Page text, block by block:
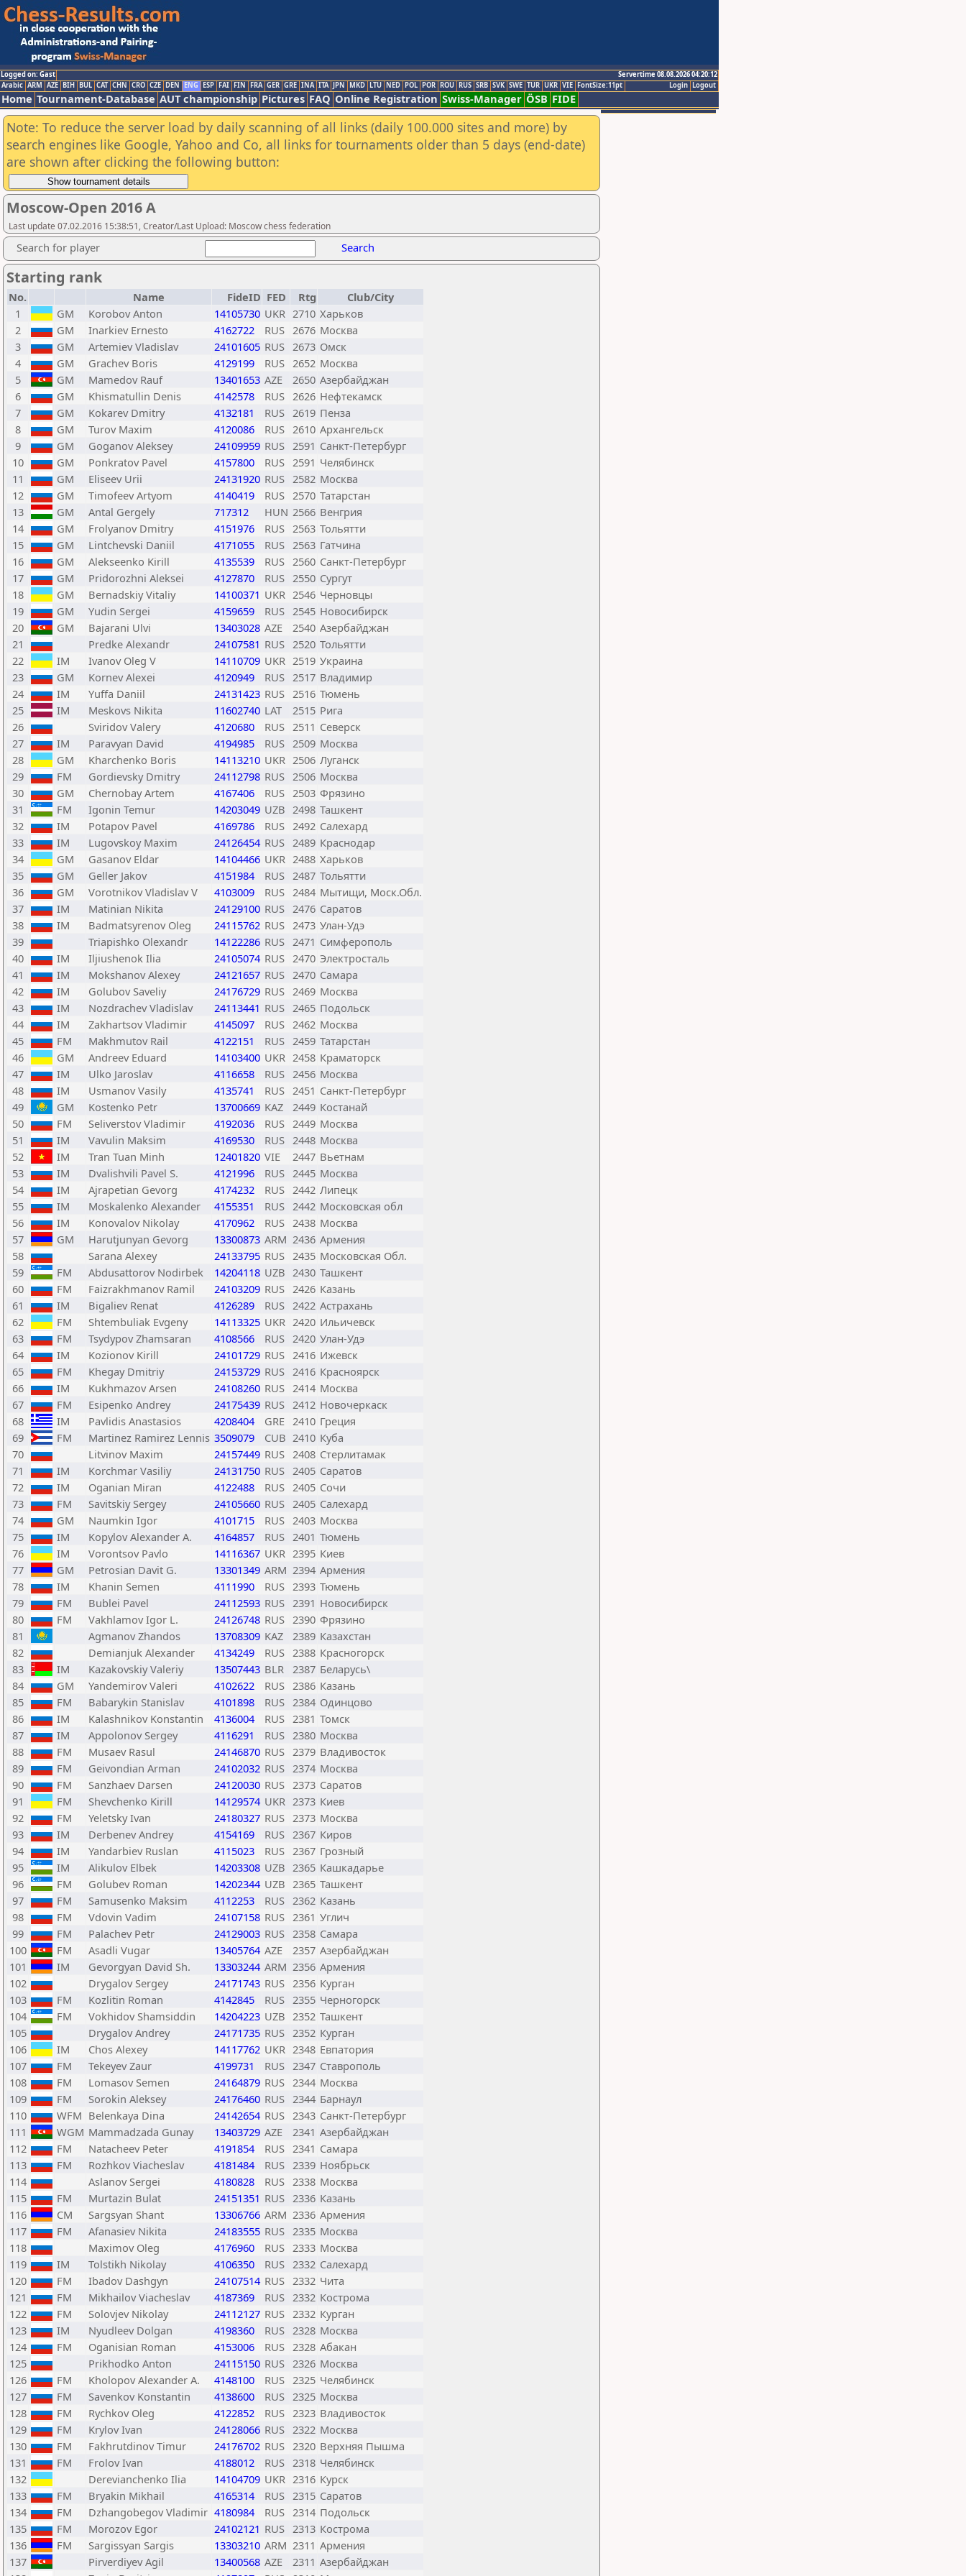
Logged on: Gast
Servertime 08.08.2026 04:20:12
Logout
Login
Arabic ARM AZE BIH BUL CAT CHN CRO CZE DEN ENG ESP FAI FIN FRA GER GRE INA ITA JPN MKD LTU NED POL POR ROU RUS SRB SVK SWE TUR UKR VIE FontSize:11pt
Home Tournament-Database AUT championship Pictures FAQ Online Registration Swiss-Manager ÖSB FIDE
Note: To reduce the server load by daily scanning of all links (daily 100.000 sites and more) by
search engines like Google, Yahoo and Co, all links for tournaments older than 5 days (end-date)
are shown after clicking the following button:
Moscow-Open 2016 A
Last update 07.02.2016 15:38:51, Creator/Last Upload: Moscow chess federation
Search for player Search
Starting rank
No. Name FideID FED Rtg
Club/City
1
GM Korobov Anton 14105730 UKR 2710 Харьков
2
GM Inarkiev Ernesto 4162722 RUS 2676 Москва
3
GM Artemiev Vladislav 24101605 RUS 2673 Омск
4
GM Grachev Boris 4129199 RUS 2652 Москва
5
GM Mamedov Rauf 13401653 AZE 2650 Азербайджан
6
GM Khismatullin Denis 4142578 RUS 2626 Нефтекамск
7
GM Kokarev Dmitry 4132181 RUS 2619 Пенза
8
GM Turov Maxim 4120086 RUS 2610 Архангельск
9
GM Goganov Aleksey 24109959 RUS 2591 Санкт-Петербург
10
GM Ponkratov Pavel 4157800 RUS 2591 Челябинск
11
GM Eliseev Urii 24131920 RUS 2582 Москва
12
GM Timofeev Artyom 4140419 RUS 2570 Татарстан
13
GM Antal Gergely 717312 HUN 2566 Венгрия
14
GM Frolyanov Dmitry 4151976 RUS 2563 Тольятти
15
GM Lintchevski Daniil 4171055 RUS 2563 Гатчина
16
GM Alekseenko Kirill 4135539 RUS 2560 Санкт-Петербург
17
GM Pridorozhni Aleksei 4127870 RUS 2550 Сургут
18
GM Bernadskiy Vitaliy 14100371 UKR 2546 Черновцы
19
GM Yudin Sergei 4159659 RUS 2545 Новосибирск
20
GM Bajarani Ulvi 13403028 AZE 2540 Азербайджан
21
Predke Alexandr 24107581 RUS 2520 Тольятти
22
IM Ivanov Oleg V 14110709 UKR 2519 Украина
23
GM Kornev Alexei 4120949 RUS 2517 Владимир
24
IM Yuffa Daniil 24131423 RUS 2516 Тюмень
25
IM Meskovs Nikita 11602740 LAT 2515 Рига
26
Sviridov Valery 4120680 RUS 2511 Северск
27
IM Paravyan David 4194985 RUS 2509 Москва
28
GM Kharchenko Boris 14113210 UKR 2506 Луганск
29
FM Gordievsky Dmitry 24112798 RUS 2506 Москва
30
GM Chernobay Artem 4167406 RUS 2503 Фрязино
31
FM Igonin Temur 14203049 UZB 2498 Ташкент
32
IM Potapov Pavel 4169786 RUS 2492 Салехард
33
IM Lugovskoy Maxim 24126454 RUS 2489 Краснодар
34
GM Gasanov Eldar 14104466 UKR 2488 Харьков
35
GM Geller Jakov 4151984 RUS 2487 Тольятти
36
GM Vorotnikov Vladislav V 4103009 RUS 2484 Мытищи, Моск.Обл.
37
IM Matinian Nikita 24129100 RUS 2476 Саратов
38
IM Badmatsyrenov Oleg 24115762 RUS 2473 Улан-Удэ
39
Triapishko Olexandr 14122286 RUS 2471 Симферополь
40
IM Iljiushenok Ilia 24105074 RUS 2470 Электросталь
41
IM Mokshanov Alexey 24121657 RUS 2470 Самара
42
IM Golubov Saveliy 24176729 RUS 2469 Москва
43
IM Nozdrachev Vladislav 24113441 RUS 2465 Подольск
44
IM Zakhartsov Vladimir 4145097 RUS 2462 Москва
45
FM Makhmutov Rail 4122151 RUS 2459 Татарстан
46
GM Andreev Eduard 14103400 UKR 2458 Краматорск
47
IM Ulko Jaroslav 4116658 RUS 2456 Москва
48
IM Usmanov Vasily 4135741 RUS 2451 Санкт-Петербург
49
GM Kostenko Petr 13700669 KAZ 2449 Костанай
50
FM Seliverstov Vladimir 4192036 RUS 2449 Москва
51
IM Vavulin Maksim 4169530 RUS 2448 Москва
52
IM Tran Tuan Minh 12401820 VIE 2447 Вьетнам
53
IM Dvalishvili Pavel S. 4121996 RUS 2445 Москва
54
IM Ajrapetian Gevorg 4174232 RUS 2442 Липецк
55
IM Moskalenko Alexander 4155351 RUS 2442 Московская обл
56
IM Konovalov Nikolay 4170962 RUS 2438 Москва
57
GM Harutjunyan Gevorg 13300873 ARM 2436 Армения
58
Sarana Alexey 24133795 RUS 2435 Московская Обл.
59
FM Abdusattorov Nodirbek 14204118 UZB 2430 Ташкент
60
FM Faizrakhmanov Ramil 24103209 RUS 2426 Казань
61
IM Bigaliev Renat 4126289 RUS 2422 Астрахань
62
FM Shtembuliak Evgeny 14113325 UKR 2420 Ильичевск
63
FM Tsydypov Zhamsaran 4108566 RUS 2420 Улан-Удэ
64
IM Kozionov Kirill 24101729 RUS 2416 Ижевск
65
FM Khegay Dmitriy 24153729 RUS 2416 Красноярск
66
IM Kukhmazov Arsen 24108260 RUS 2414 Москва
67
FM Esipenko Andrey 24175439 RUS 2412 Новочеркаск
68
IM Pavlidis Anastasios 4208404 GRE 2410 Греция
69
FM Martinez Ramirez Lennis 3509079 CUB 2410 Куба
70
Litvinov Maxim 24157449 RUS 2408 Стерлитамак
71
IM Korchmar Vasiliy 24131750 RUS 2405 Саратов
72
IM Oganian Miran 4122488 RUS 2405 Сочи
73
FM Savitskiy Sergey 24105660 RUS 2405 Салехард
74
GM Naumkin Igor 4101715 RUS 2403 Москва
75
IM Kopylov Alexander A. 4164857 RUS 2401 Тюмень
76
IM Vorontsov Pavlo 14116367 UKR 2395 Киев
77
GM Petrosian Davit G. 13301349 ARM 2394 Армения
78
IM Khanin Semen 4111990 RUS 2393 Тюмень
79
FM Bublei Pavel 24112593 RUS 2391 Новосибирск
80
FM Vakhlamov Igor L. 24126748 RUS 2390 Фрязино
81
Agmanov Zhandos 13708309 KAZ 2389 Казахстан
82
Demianjuk Alexander 4134249 RUS 2388 Красногорск
83
IM Kazakovskiy Valeriy 13507443 BLR 2387 Беларусь\
84
GM Yandemirov Valeri 4102622 RUS 2386 Казань
85
FM Babarykin Stanislav 4101898 RUS 2384 Одинцово
86
IM Kalashnikov Konstantin 4136004 RUS 2381 Томск
87
IM Appolonov Sergey 4116291 RUS 2380 Москва
88
FM Musaev Rasul 24146870 RUS 2379 Владивосток
89
FM Geivondian Arman 24102032 RUS 2374 Москва
90
FM Sanzhaev Darsen 24120030 RUS 2373 Саратов
91
FM Shevchenko Kirill 14129574 UKR 2373 Киев
92
FM Yeletsky Ivan 24180327 RUS 2373 Москва
93
IM Derbenev Andrey 4154169 RUS 2367 Киров
94
IM Yandarbiev Ruslan 4115023 RUS 2367 Грозный
95
IM Alikulov Elbek 14203308 UZB 2365 Кашкадарье
96
FM Golubev Roman 14202344 UZB 2365 Ташкент
97
FM Samusenko Maksim 4112253 RUS 2362 Казань
98
FM Vdovin Vadim 24107158 RUS 2361 Углич
99
FM Palachev Petr 24129003 RUS 2358 Самара
100
FM Asadli Vugar 13405764 AZE 2357 Азербайджан
101
IM Gevorgyan David Sh. 13303244 ARM 2356 Армения
102
Drygalov Sergey 24171743 RUS 2356 Курган
103
FM Kozlitin Roman 4142845 RUS 2355 Черногорск
104
FM Vokhidov Shamsiddin 14204223 UZB 2352 Ташкент
105
Drygalov Andrey 24171735 RUS 2352 Курган
106
IM Chos Alexey 14117762 UKR 2348 Евпатория
107
FM Tekeyev Zaur 4199731 RUS 2347 Ставрополь
108
FM Lomasov Semen 24164879 RUS 2344 Москва
109
FM Sorokin Aleksey 24176460 RUS 2344 Барнаул
110
WFM Belenkaya Dina 24142654 RUS 2343 Санкт-Петербург
111
WGM Mammadzada Gunay 13403729 AZE 2341 Азербайджан
112
FM Natacheev Peter 4191854 RUS 2341 Самара
113
FM Rozhkov Viacheslav 4181484 RUS 2339 Ноябрьск
114
Aslanov Sergei 4180828 RUS 2338 Москва
115
FM Murtazin Bulat 24151351 RUS 2336 Казань
116
CM Sargsyan Shant 13306766 ARM 2336 Армения
117
FM Afanasiev Nikita 24183555 RUS 2335 Москва
118
Maximov Oleg 4176960 RUS 2333 Москва
119
IM Tolstikh Nikolay 4106350 RUS 2332 Салехард
120
FM Ibadov Dashgyn 24107514 RUS 2332 Чита
121
FM Mikhailov Viacheslav 4187369 RUS 2332 Кострома
122
FM Solovjev Nikolay 24112127 RUS 2332 Курган
123
IM Nyudleev Dolgan 4198360 RUS 2328 Москва
124
FM Oganisian Roman 4153006 RUS 2328 Абакан
125
Prikhodko Anton 24115150 RUS 2326 Москва
126
FM Kholopov Alexander A. 4148100 RUS 2325 Челябинск
127
FM Savenkov Konstantin 4138600 RUS 2325 Москва
128
FM Rychkov Oleg 4122852 RUS 2323 Владивосток
129
FM Krylov Ivan 24128066 RUS 2322 Москва
130
FM Fakhrutdinov Timur 24176702 RUS 2320 Верхняя Пышма
131
FM Frolov Ivan 4188012 RUS 2318 Челябинск
132
Derevianchenko Ilia 14104709 UKR 2316 Курск
133
FM Bryakin Mikhail 4165314 RUS 2315 Саратов
134
FM Dzhangobegov Vladimir 4180984 RUS 2314 Подольск
135
FM Morozov Egor 24102121 RUS 2313 Кострома
136
FM Sargissyan Sargis 13303210 ARM 2311 Армения
137
Pirverdiyev Agil 13400568 AZE 2311 Азербайджан